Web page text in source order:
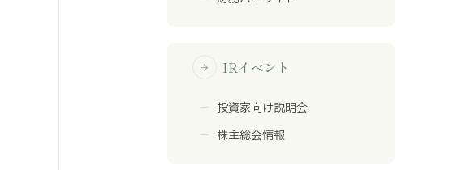
arrow_forward IRイベント
投資家向け説明会
株主総会情報